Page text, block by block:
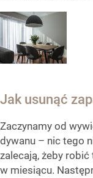
Jak usunąć
Zaczynamy od
dywanu – nic tego
zalecają, żeby robić
w miesiącu.